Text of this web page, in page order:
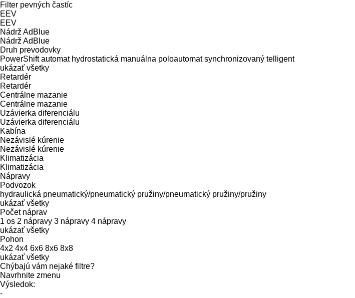
Filter pevných častíc
EEV
EEV
Nádrž AdBlue
Nádrž AdBlue
Druh prevodovky
PowerShift automat hydrostatická manuálna poloautomat synchronizovaný telligent
ukázať všetky
Retardér
Retardér
Centrálne mazanie
Centrálne mazanie
Uzávierka diferenciálu
Uzávierka diferenciálu
Kabína
Nezávislé kúrenie
Nezávislé kúrenie
Klimatizácia
Klimatizácia
Nápravy
Podvozok
hydraulická pneumatický/pneumatický pružiny/pneumatický pružiny/pružiny
ukázať všetky
Počet náprav
1 os 2 nápravy 3 nápravy 4 nápravy
ukázať všetky
Pohon
4x2 4x4 6x6 8x6 8x8
ukázať všetky
Chýbajú vám nejaké filtre?
Navrhnite zmenu
Výsledok:
-